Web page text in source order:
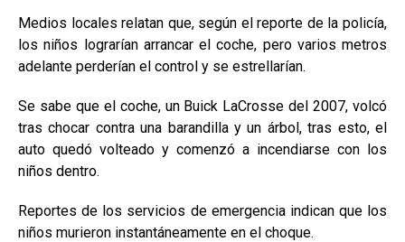
Medios locales relatan que, según el reporte de la policía,
los niños lograrían arrancar el coche, pero varios metros
adelante perderían el control y se estrellarían.
Se sabe que el coche, un Buick LaCrosse del 2007, volcó
tras chocar contra una barandilla y un árbol, tras esto, el
auto quedó volteado y comenzó a incendiarse con los
niños dentro.
Reportes de los servicios de emergencia indican que los
niños murieron instantáneamente en el choque.